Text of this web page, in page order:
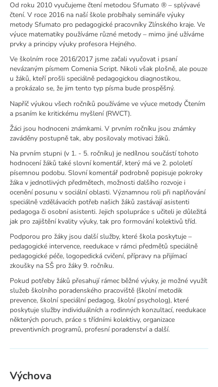
Od roku 2010 vyučujeme čtení metodou Sfumato ® – splývavé
čtení. V roce 2016 na naší škole probíhaly semináře výuky
metody Sfumato pro pedagogické pracovníky Zlínského kraje. Ve
výuce matematiky používáme různé metody – mimo jiné užíváme
prvky a principy výuky profesora Hejného.
Ve školním roce 2016/2017 jsme začali vyučovat i psaní
nevázaným písmem Comenia Script. Nikoli však plošně, ale pouze
u žáků, kteří prošli speciálně pedagogickou diagnostikou,
a prokázalo se, že jim tento typ písma bude prospěšný.
Napříč výukou všech ročníků používáme ve výuce metody Čtením
a psaním ke kritickému myšlení (RWCT).
Žáci jsou hodnoceni známkami. V prvním ročníku jsou známky
zaváděny postupně tak, aby posilovaly motivaci žáků.
Na prvním stupni (v 1. - 5. ročníku) je nedílnou součástí tohoto
hodnocení žáků také slovní komentář, který má ve 2. pololetí
písemnou podobu. Slovní komentář podrobně popisuje pokroky
žáka v jednotlivých předmětech, možnosti dalšího rozvoje i
ocenění posunu v sociální oblasti. Významnou roli při naplňování
speciálně vzdělávacích potřeb našich žáků zastávají asistenti
pedagoga či osobní asistenti. Jejich spolupráce s učiteli je důležitá
jak pro zajištění kvality výuky, tak pro formování kolektivů tříd.
Podporou pro žáky jsou další služby, které škola poskytuje –
pedagogické intervence, reedukace v rámci předmětů speciálně
pedagogické péče, logopedická cvičení, přípravy na přijímací
zkoušky na SŠ pro žáky 9. ročníku.
Pokud potřeby žáků přesahují rámec běžné výuky, je možné využít
služeb školního poradenského pracoviště (školní metodik
prevence, školní speciální pedagog, školní psycholog), které
poskytuje služby individuálních a rodinných konzultací, reedukace
některých poruch, práce s třídními kolektivy, organizace
preventivních programů, profesní poradenství a další.
Výchova